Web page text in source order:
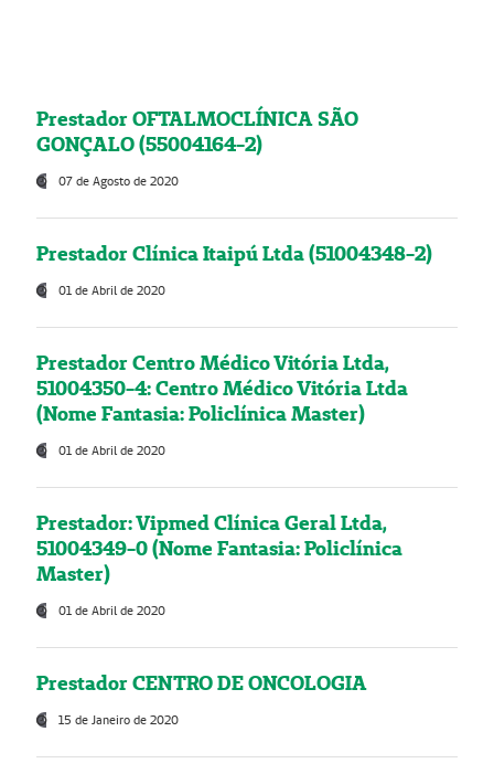
Prestador OFTALMOCLÍNICA SÃO
GONÇALO (55004164-2)
07 de Agosto de 2020
Prestador Clínica Itaipú Ltda (51004348-2)
01 de Abril de 2020
Prestador Centro Médico Vitória Ltda,
51004350-4: Centro Médico Vitória Ltda
(Nome Fantasia: Policlínica Master)
01 de Abril de 2020
Prestador: Vipmed Clínica Geral Ltda,
51004349-0 (Nome Fantasia: Policlínica
Master)
01 de Abril de 2020
Prestador CENTRO DE ONCOLOGIA
15 de Janeiro de 2020